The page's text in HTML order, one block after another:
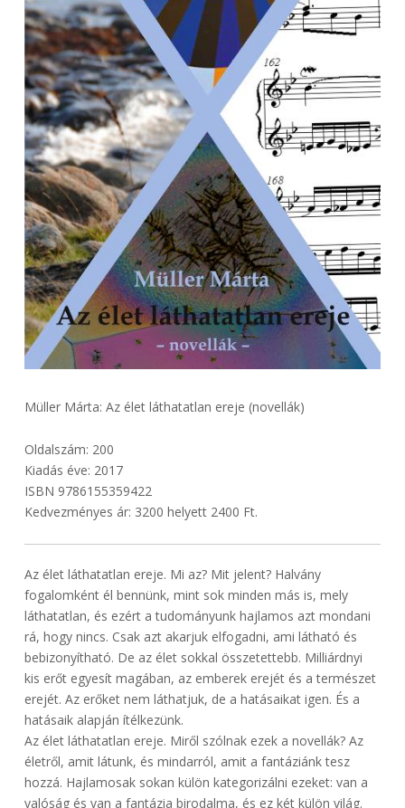
Müller Márta: Az élet láthatatlan ereje (novellák)
Oldalszám: 200
Kiadás éve: 2017
ISBN 9786155359422
Kedvezményes ár: 3200 helyett 2400 Ft.
Az élet láthatatlan ereje. Mi az? Mit jelent? Halvány
fogalomként él bennünk, mint sok minden más is, mely
láthatatlan, és ezért a tudományunk hajlamos azt mondani
rá, hogy nincs. Csak azt akarjuk elfogadni, ami látható és
bebizonyítható. De az élet sokkal összetettebb. Milliárdnyi
kis erőt egyesít magában, az emberek erejét és a természet
erejét. Az erőket nem láthatjuk, de a hatásaikat igen. És a
hatásaik alapján ítélkezünk.
Az élet láthatatlan ereje. Miről szólnak ezek a novellák? Az
életről, amit látunk, és mindarról, amit a fantáziánk tesz
hozzá. Hajlamosak sokan külön kategorizálni ezeket: van a
valóság és van a fantázia birodalma, és ez két külön világ.